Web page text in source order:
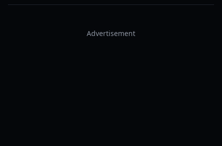
Advertisement